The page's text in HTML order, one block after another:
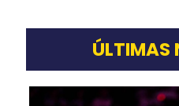
ÚLTIMAS